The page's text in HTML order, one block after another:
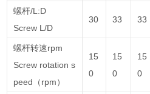
螺杆/L:D
Screw L/D
30 33 33
螺杆转速rpm
Screw rotation s
peed（rpm）
15
0
15
0
15
0